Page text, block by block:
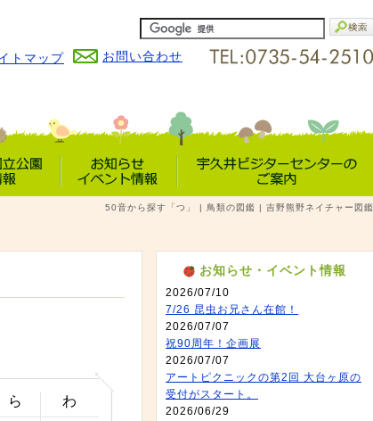
トマップ お問い合わせ
お知らせ
宇久井VC
50音から探す「つ」 | 鳥類の図鑑 | 吉野熊野ネイチャー図鑑
ら わ
お知らせ・イベント情報
2026/07/10
7/26 昆虫お兄さん在館！
2026/07/07
祝90周年！企画展
2026/07/07
アートピクニックの第2回 大台ヶ原の
受付がスタート。
2026/06/29